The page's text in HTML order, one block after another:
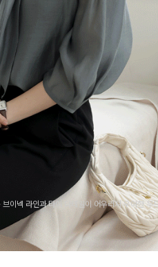
이넥 라인과 타이 디테일이 어우러져 우아한 무
착용되며 데일리룩부터 출근룩, 하객룩까지 세련